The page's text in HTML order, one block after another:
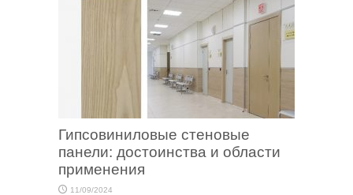
Гипсовиниловые стеновые
панели: достоинства и области
применения
11/09/2024